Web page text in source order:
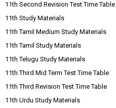
11th Second Revision Test Time Table
11th Study Materials
11th Tamil Medium Study Materials
11th Tamil Study Materials
11th Telugu Study Materials
11th Third Mid Term Test Time Table
11th Third Revision Test Time Table
11th Urdu Study Materials